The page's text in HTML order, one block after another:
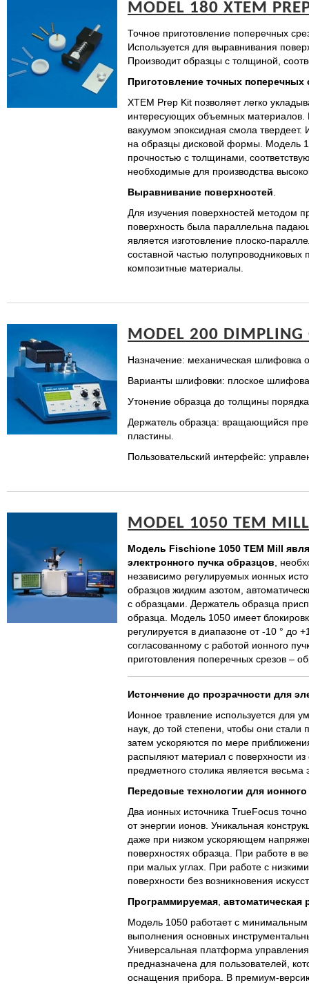
MODEL 180 XTEM
Точное приготовление поперечных
Используется для выравнивания
Производит образцы с толщиной,
Приготовление точных
XTEM Prep Kit позволяет легко
интересующих объемных материалов.
вакуумом эпоксидная смола
на образцы дисковой формы. Модель
прочностью с толщинами,
необходимые для производства
Выравнивание поверхностей
Для изучения поверхностей методом
поверхность была параллельна
является изготовление плоско-
составной частью полупроводниковых
композитные материалы.
MODEL 200
Назначение: механическая шлифовка
Варианты шлифовки: плоское
Утонение образца до толщины
Держатель образца: вращающийся
пластины.
Пользовательский интерфейс:
MODEL 1050 TEM
Модель Fischione 1050 ТЕМ Mill
электронного пучка образцов ,
независимо регулируемых ионных
образцов жидким азотом,
с образцами. Держатель образца
образца. Модель 1050 имеет
регулируется в диапазоне от -10 °
согласованному с работой ионного
приготовления поперечных срезов –
Истончение до прозрачности для
Ионное травление используется для
наук, до той степени, чтобы они стали
затем ускоряются по мере
распыляют материал с поверхности
предметного столика является
Передовые технологии для
Два ионных источника TrueFocus
от энергии ионов. Уникальная
даже при низком ускоряющем
поверхностях образца. При работе в
при малых углах. При работе с
поверхности без возникновения
Программируемая автоматическая
Модель 1050 работает с
выполнения основных
Универсальная платформа
предназначена для пользователей,
оснащения прибора. В премиум-